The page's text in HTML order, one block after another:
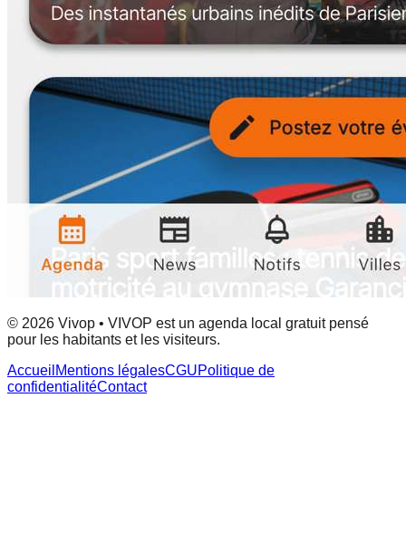
© 2026 Vivop • VIVOP est un agenda local gratuit pensé
pour les habitants et les visiteurs.
Accueil Mentions légalesCGUPolitique de
confidentialitéContact